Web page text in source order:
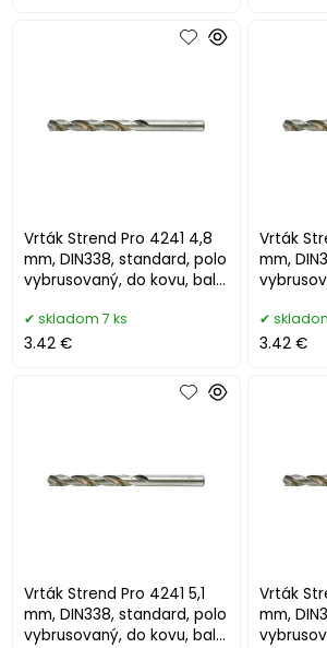
Vrták Strend Pro 4241 4,8
mm, DIN338, standard, polo
vybrusovaný, do kovu, bal.
skladom 7 ks
3.42 €
Vrták
mm,
3.42 €
Vrták Strend Pro 4241 5,1
mm, DIN338, standard, polo
vybrusovaný, do kovu, bal.
Vrták
mm,